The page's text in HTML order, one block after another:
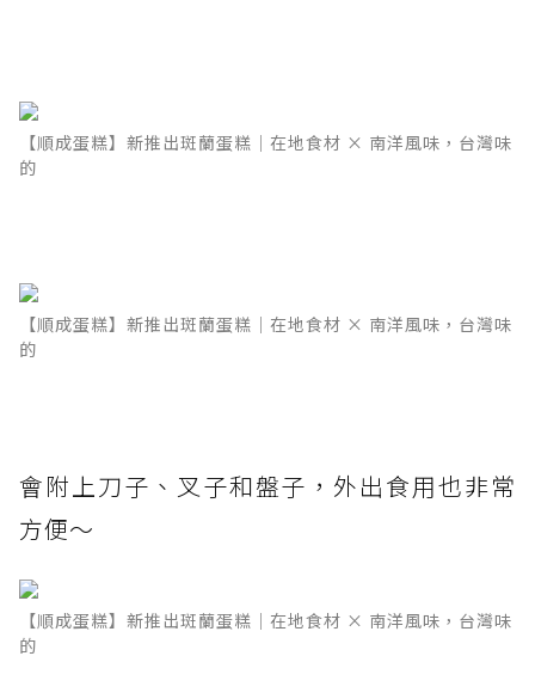
【順成蛋糕】新推出斑蘭蛋糕｜在地食材 × 南洋風味，台灣味
的
【順成蛋糕】新推出斑蘭蛋糕｜在地食材 × 南洋風味，台灣味
的
會附上刀子、叉子和盤子，外出食用也非常
方便～
【順成蛋糕】新推出斑蘭蛋糕｜在地食材 × 南洋風味，台灣味
的